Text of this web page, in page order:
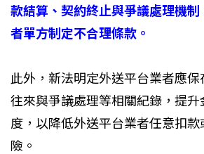
款結算、契約終止與爭議處理機制
者單方制定不合理條款。
此外，新法明定外送平台業者應
往來與爭議處理等相關紀錄，提升
度，以降低外送平台業者任意扣款
險。